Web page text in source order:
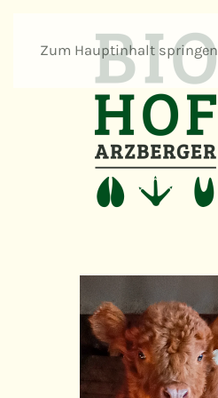
Zum Hauptinhalt springen